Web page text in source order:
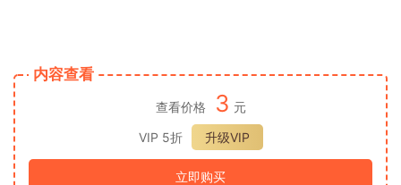
内容查看
查看价格 3 元
VIP 5折
升级VIP
立即购买